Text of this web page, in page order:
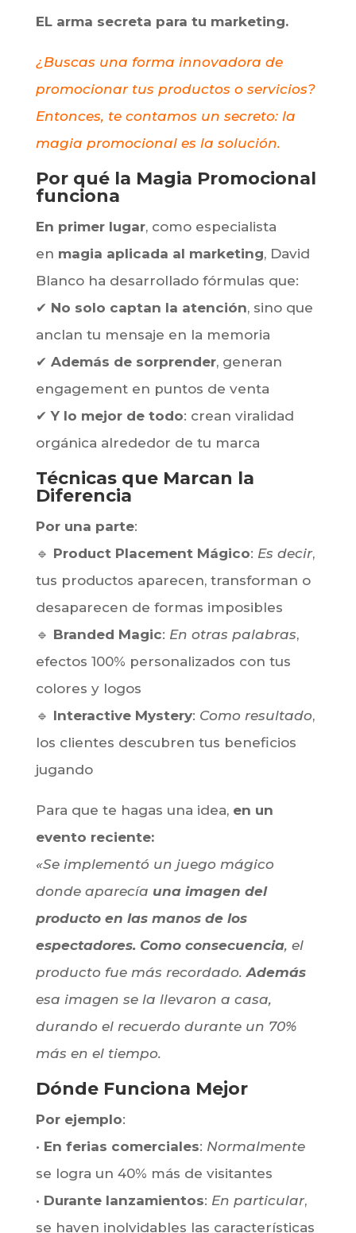
Magia corporativa en Zaragoza- Magia
promocional
EL arma secreta para tu marketing.
¿Buscas una forma innovadora de
promocionar tus productos o servicios?
Entonces, te contamos un secreto: la
magia promocional es la solución.
Por qué la Magia Promocional
funciona
En primer lugar , como especialista
enmagia aplicada al marketing
✔No solo captan la atención
anclan tu mensaje en la memoria
✔
Además de sorprender, generan
engagement en puntos de venta
✔
Y lo mejor de todo
: crean viralidad
orgánica alrededor de tu marca
Técnicas que Marcan la
Diferencia
Por una parte :
🔹Product Placement Mágico:Es decir
tus productos aparecen, transforman o
🔹Branded Magic:En otras palabras
efectos 100% personalizados con tus
colores y logos
🔹Interactive Mystery:Como resultado
los clientes descubren tus beneficios
jugando
Para que te hagas una idea, en un
evento reciente:
«Se implementó un juego mágico
producto en las manos de los
espectadores.
esa imagen se la llevaron a casa,
durando el recuerdo durante un 70%